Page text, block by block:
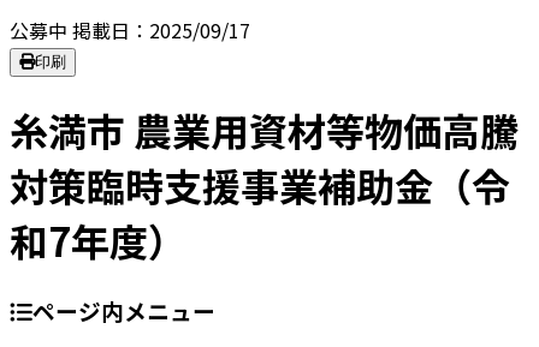
公募中 掲載日：2025/09/17
印刷
糸満市 農業用資材等物価高騰
対策臨時支援事業補助金（令
和7年度）
ページ内メニュー